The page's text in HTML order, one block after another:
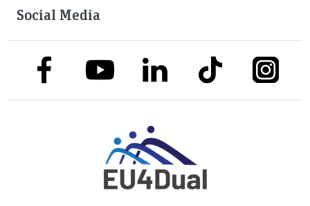
Social Media
link to facebooklink to youtubelink to linkedinlink to tiktok